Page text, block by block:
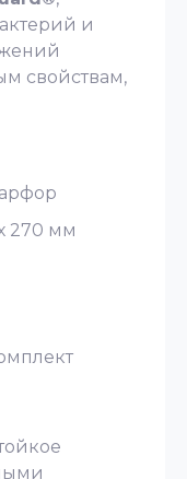
и
свойствам,
270 мм